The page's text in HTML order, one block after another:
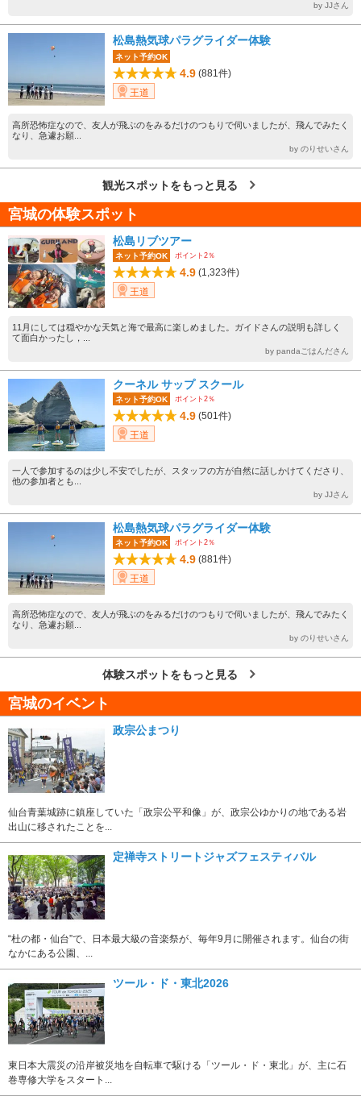
by JJさん
松島熱気球パラグライダー体験
ネット予約OK
4.9 (881件)
王道
高所恐怖症なので、友人が飛ぶのをみるだけのつもりで伺いましたが、飛んでみたく
なり、急遽お願...
by のりせいさん
観光スポットをもっと見る
宮城の体験スポット
松島リブツアー
ネット予約OK ポイント2％
4.9 (1,323件)
王道
11月にしては穏やかな天気と海で最高に楽しめました。ガイドさんの説明も詳しく
て面白かったし，...
by pandaごはんださん
クーネル サップ スクール
ネット予約OK ポイント2％
4.9 (501件)
王道
一人で参加するのは少し不安でしたが、スタッフの方が自然に話しかけてくださり、
他の参加者とも...
by JJさん
松島熱気球パラグライダー体験
ネット予約OK ポイント2％
4.9 (881件)
王道
高所恐怖症なので、友人が飛ぶのをみるだけのつもりで伺いましたが、飛んでみたく
なり、急遽お願...
by のりせいさん
体験スポットをもっと見る
宮城のイベント
政宗公まつり
仙台青葉城跡に鎮座していた「政宗公平和像」が、政宗公ゆかりの地である岩
出山に移されたことを...
定禅寺ストリートジャズフェスティバル
“杜の都・仙台”で、日本最大級の音楽祭が、毎年9月に開催されます。仙台の街
なかにある公園、...
ツール・ド・東北2026
東日本大震災の沿岸被災地を自転車で駆ける「ツール・ド・東北」が、主に石
巻専修大学をスタート...